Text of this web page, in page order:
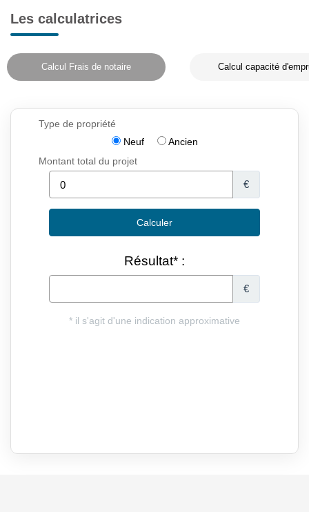
Les calculatrices
Calcul Frais de notaire Calcul capacité